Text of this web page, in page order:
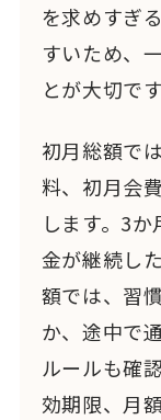
を求めすぎ
すいため、
とが大切です
初月総額で
料、初月会
します。3
金が継続し
額では、習
か、途中で
ルールも確
効期限、月